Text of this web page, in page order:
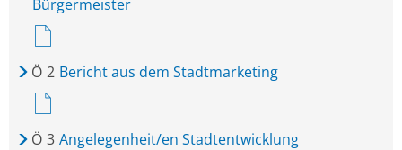
Bürgermeister
Ö 2 Bericht aus dem Stadtmarketing
Ö 3 Angelegenheit/en Stadtentwicklung